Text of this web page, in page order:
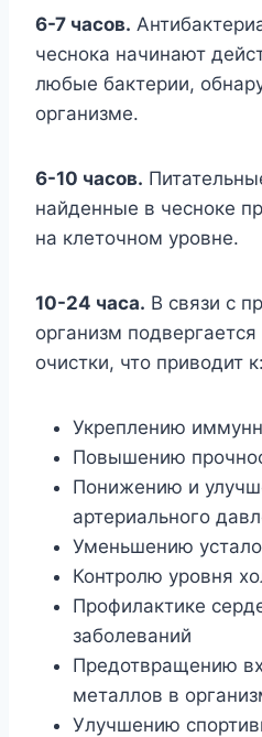
6-7 часов.
чеснока начинают
любые бактерии,
организме.
6-10 часов.
найденные в чесноке
на клеточном уровне.
10-24 часа. В связи с
организм подвергается
очистки, что приводит к:
Укреплению
Повышению
Понижению и
артериального
Уменьшению
Контролю уровня
Профилактике
заболеваний
Предотвращению
металлов в
Улучшению